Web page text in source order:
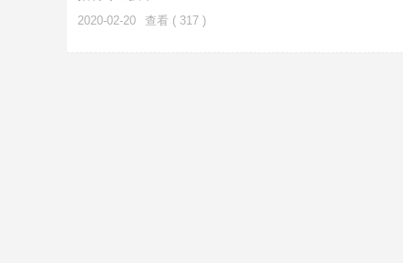
2020-02-20 查看 ( 317 )